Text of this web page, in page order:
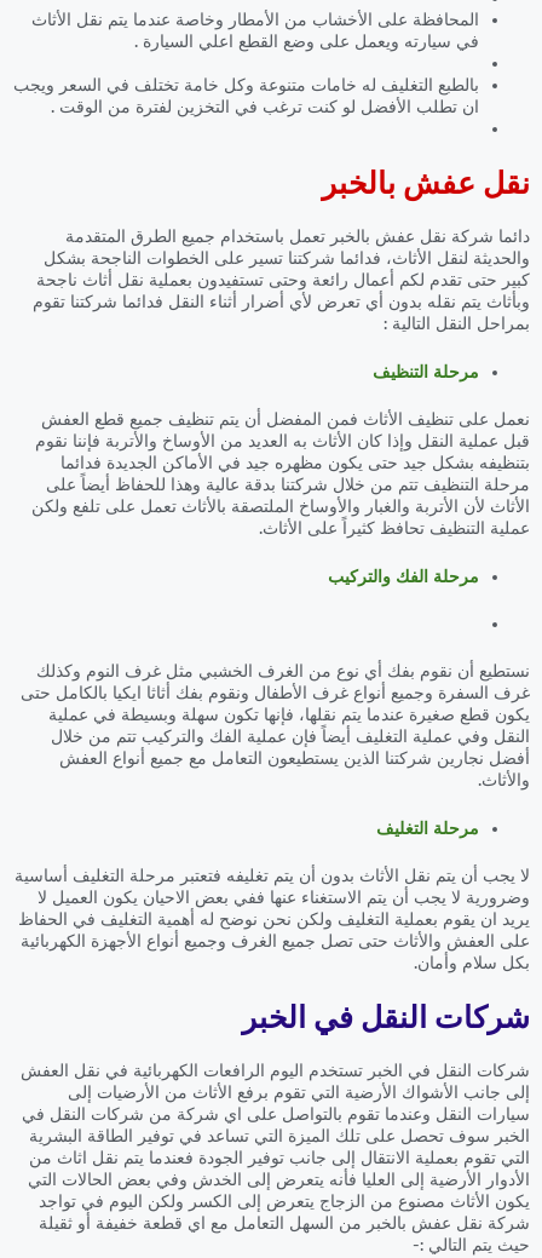
المحافظة على الأخشاب من الأمطار وخاصة عندما يتم نقل الأثاث
في سيارته ويعمل على وضع القطع اعلي السيارة .
بالطبع التغليف له خامات متنوعة وكل خامة تختلف في السعر ويجب
ان تطلب الأفضل لو كنت ترغب في التخزين لفترة من الوقت .
نقل عفش بالخبر
دائما شركة نقل عفش بالخبر تعمل باستخدام جميع الطرق المتقدمة
والحديثة لنقل الأثاث، فدائما شركتنا تسير على الخطوات الناجحة بشكل
كبير حتى تقدم لكم أعمال رائعة وحتى تستفيدون بعملية نقل أثاث ناجحة
وبأثاث يتم نقله بدون أي تعرض لأي أضرار أثناء النقل فدائما شركتنا تقوم
بمراحل النقل التالية :
مرحلة التنظيف
نعمل على تنظيف الأثاث فمن المفضل أن يتم تنظيف جميع قطع العفش
قبل عملية النقل وإذا كان الأثاث به العديد من الأوساخ والأتربة فإننا نقوم
بتنظيفه بشكل جيد حتى يكون مظهره جيد في الأماكن الجديدة فدائما
مرحلة التنظيف تتم من خلال شركتنا بدقة عالية وهذا للحفاظ أيضاً على
الأثاث لأن الأتربة والغبار والأوساخ الملتصقة بالأثاث تعمل على تلفع ولكن
عملية التنظيف تحافظ كثيراً على الأثاث.
مرحلة الفك والتركيب
نستطيع أن نقوم بفك أي نوع من الغرف الخشبي مثل غرف النوم وكذلك
غرف السفرة وجميع أنواع غرف الأطفال ونقوم بفك أثاثا ايكيا بالكامل حتى
يكون قطع صغيرة عندما يتم نقلها، فإنها تكون سهلة وبسيطة في عملية
النقل وفي عملية التغليف أيضاً فإن عملية الفك والتركيب تتم من خلال
أفضل نجارين شركتنا الذين يستطيعون التعامل مع جميع أنواع العفش
والأثاث.
مرحلة التغليف
لا يجب أن يتم نقل الأثاث بدون أن يتم تغليفه فتعتبر مرحلة التغليف أساسية
وضرورية لا يجب أن يتم الاستغناء عنها ففي بعض الاحيان يكون العميل لا
يريد ان يقوم بعملية التغليف ولكن نحن نوضح له أهمية التغليف في الحفاظ
على العفش والأثاث حتى تصل جميع الغرف وجميع أنواع الأجهزة الكهربائية
بكل سلام وأمان.
شركات النقل في الخبر
شركات النقل في الخبر تستخدم اليوم الرافعات الكهربائية في نقل العفش
إلى جانب الأشواك الأرضية التي تقوم برفع الأثاث من الأرضيات إلى
سيارات النقل وعندما تقوم بالتواصل على اي شركة من شركات النقل في
الخبر سوف تحصل على تلك الميزة التي تساعد في توفير الطاقة البشرية
التي تقوم بعملية الانتقال إلى جانب توفير الجودة فعندما يتم نقل اثاث من
الأدوار الأرضية إلى العليا فأنه يتعرض إلى الخدش وفي بعض الحالات التي
يكون الأثاث مصنوع من الزجاج يتعرض إلى الكسر ولكن اليوم في تواجد
شركة نقل عفش بالخبر من السهل التعامل مع اي قطعة خفيفة أو ثقيلة
حيث يتم التالي :-